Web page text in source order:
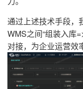
通过上述技术手段，
WMS之间“组装入库
对接，为企业运营效